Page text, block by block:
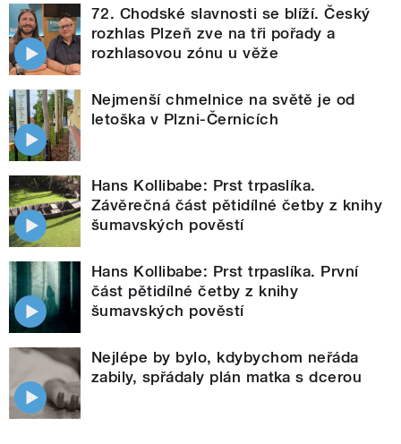
72. Chodské slavnosti se blíží. Český
rozhlas Plzeň zve na tři pořady a
rozhlasovou zónu u věže
Nejmenší chmelnice na světě je od
letoška v Plzni-Černicích
Hans Kollibabe: Prst trpaslíka.
Závěrečná část pětidílné četby z knihy
šumavských pověstí
Hans Kollibabe: Prst trpaslíka. První
část pětidílné četby z knihy
šumavských pověstí
Nejlépe by bylo, kdybychom neřáda
zabily, spřádaly plán matka s dcerou